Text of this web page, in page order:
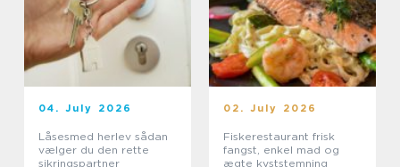
04. July 2026
Låsesmed herlev sådan
vælger du den rette
sikringspartner
02. July 2026
Fiskerestaurant frisk
fangst, enkel mad og
ægte kyststemning